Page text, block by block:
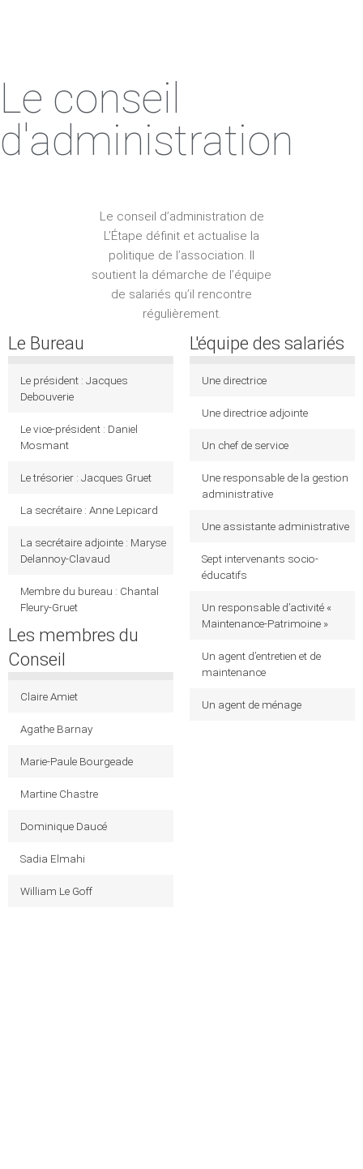
Le conseil
d'administration
Le conseil d’administration de
L’Étape définit et actualise la
politique de l’association. Il
soutient la démarche de l’équipe
de salariés qu’il rencontre
régulièrement.
Le Bureau
Le président : Jacques
Debouverie
Le vice-président : Daniel
Mosmant
Le trésorier : Jacques Gruet
La secrétaire : Anne Lepicard
La secrétaire adjointe : Maryse
Delannoy-Clavaud
Membre du bureau : Chantal
Fleury-Gruet
Les membres du
Conseil
Claire Amiet
Agathe Barnay
Marie-Paule Bourgeade
Martine Chastre
Dominique Daucé
Sadia Elmahi
William Le Goff
L'équipe des salariés
Une directrice
Une directrice adjointe
Un chef de service
Une responsable de la gestion
administrative
Une assistante administrative
Sept intervenants socio-
éducatifs
Un responsable d’activité «
Maintenance-Patrimoine »
Un agent d’entretien et de
maintenance
Un agent de ménage